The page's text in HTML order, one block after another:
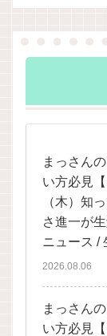
まっさん
い方必見
（木）知
さ進一が
ニュース /
2026.08.06
まっさん
い方必見